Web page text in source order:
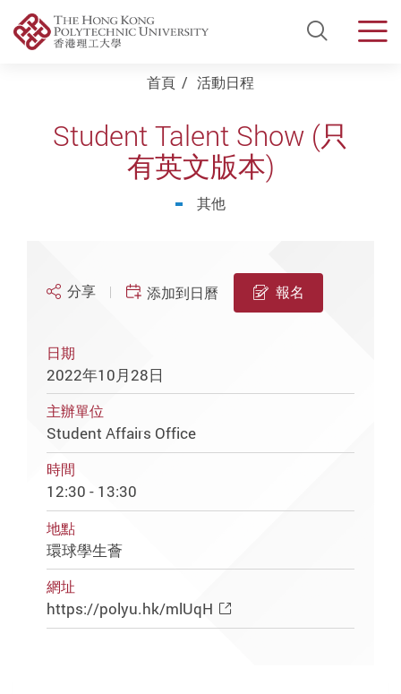
Open
首頁 活動日程
Student Talent Show (只
有英文版本)
其他
分享 添加到日曆 報名
日期
2022年10月28日
主辦單位
Student Affairs Office
時間
12:30 - 13:30
地點
環球學生薈
網址
https://polyu.hk/mlUqH